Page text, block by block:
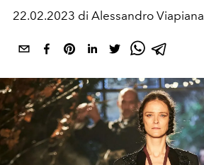
22.02.2023 di Alessandro Viapiana